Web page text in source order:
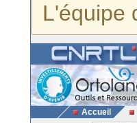
L'équipe
Accueil